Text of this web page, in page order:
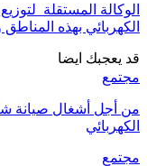
الوكالة المستقلة
الكهربائي بهذه المناطق
قد يعجبك ايضا
مجتمع
من أجل أشغال صيانة
الكهربائي
مجتمع